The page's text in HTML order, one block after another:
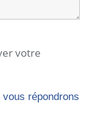
votre
répondrons